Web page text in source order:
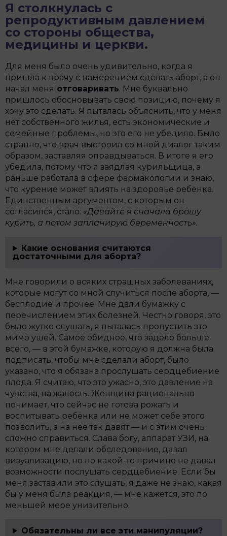
Я столкнулась с
репродуктивным давлением
со стороны общества,
медицины и церкви.
Для меня было очень удивительно, когда я
пришла к врачу с намерением сделать аборт, а он
начал меня отговаривать. Мне буквально
пришлось обосновывать свою позицию, почему я
хочу это сделать. Я пыталась объяснить, что у меня
нет собственного жилья, есть экономические и
семейные проблемы, но это его не убедило. Было
странно, что врач выстроил со мной диалог таким
образом, заставляя оправдываться. В итоге я его
убедила, потому что я заядлая курильщица, а
раньше работала в сфере фармакологии и знаю,
что курение может влиять на здоровье ребёнка.
Единственным аргументом, с которым он
согласился, стало: «Давайте я сначала брошу
курить, а потом запланирую беременность».
Какие основания считаются
достаточными для аборта?
Мне говорили о всяких страшных заболеваниях,
которые могут со мной случиться после аборта, —
бесплодие и прочее. Мне дали бумажку с
перечислением этих болезней. Честно говоря, это
было жутко слушать, я пыталась пропустить это
мимо ушей. Самое обидное, что задело больше
всего, — в этой бумажке, которую я должна была
подписать, чтобы мне сделали аборт, было
указано, что я обязана прослушать сердцебиение
плода. Я считаю, что это ужасно, это давление на
чувства, на жалость. Женщина рационально
понимает, что сейчас не готова рожать и
воспитывать ребёнка или не может себе этого
позволить, а на неё так давят — и с этим очень
сложно справиться. Слава богу, аппарат УЗИ, на
котором мне делали обследование, давал
визуализацию, но по какой-то причине не давал
возможности послушать сердцебиение. Если бы
меня заставили это слушать, я даже не знаю, какая
бы у меня была реакция, — мне кажется, это по
меньшей мере унизительно.
Обязательны ли все эти манипуляции?